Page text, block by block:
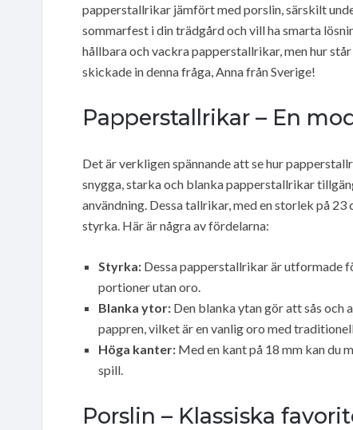
papperstallrikar jämfört med porslin, särskilt
sommarfest i din trädgård och vill ha smarta
hållbara och vackra papperstallrikar, men hur
skickade in denna fråga, Anna från Sverige!
Papperstallrikar – En
Det är verkligen spännande att se hur
snygga, starka och blanka papperstallrikar
användning. Dessa tallrikar, med en storlek på
styrka. Här är några av fördelarna:
Styrka: Dessa papperstallrikar är utformade
portioner utan oro.
Blanka ytor: Den blanka ytan gör att sås och
pappren, vilket är en vanlig oro med
Höga kanter: Med en kant på 18 mm kan du
spill.
Porslin – Klassiska